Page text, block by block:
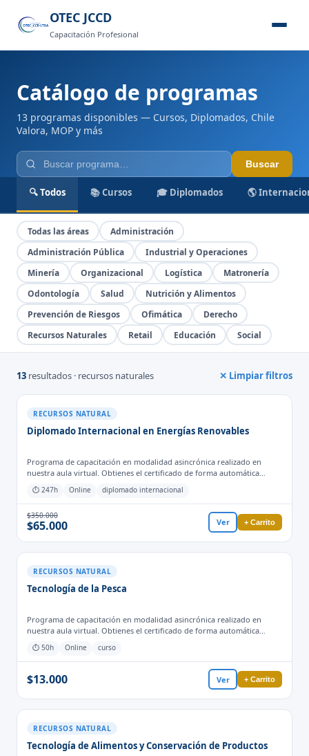
OTEC JCCD
Capacitación Profesional
Catálogo de programas
13 programas disponibles — Cursos, Diplomados, Chile
Valora, MOP y más
Buscar
🔍 Todos 📚 Cursos 🎓 Diplomados 🌎
Todas las áreas
Administración
Administración Pública
Industrial y Operaciones
Minería
Organizacional Logística
Matronería
Odontología
Salud
Nutrición y Alimentos
Prevención de Riesgos
Ofimática
Derecho
Recursos Naturales
Retail Educación Social
13 resultados · recursos naturales ✕ Limpiar filtros
RECURSOS NATURAL
Diplomado Internacional en Energías Renovables
Programa de capacitación en modalidad asincrónica realizado en
nuestra aula virtual. Obtienes el certificado de forma automática
cuando finalizas las actividades y evaluaciones para el proceso
formativo. Programa con respaldo de EUDE, España
⏱ 247h Online diplomado internacional
$350.000
$65.000 Ver + Carrito
RECURSOS NATURAL
Tecnología de la Pesca
Programa de capacitación en modalidad asincrónica realizado en
nuestra aula virtual. Obtienes el certificado de forma automática
cuando finalizas las actividades y evaluaciones para el proceso
formativo.
⏱ 50h Online curso
$13.000 Ver + Carrito
RECURSOS NATURAL
Tecnología de Alimentos y Conservación de Productos